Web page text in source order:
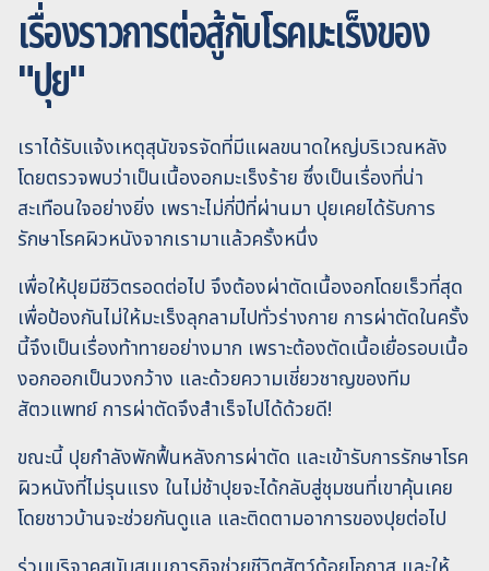
เรื่องราวการต่อสู้กับโรคมะเร็งของ
"ปุย"
เราได้รับแจ้งเหตุสุนัขจรจัดที่มีแผลขนาดใหญ่บริเวณหลัง
โดยตรวจพบว่าเป็นเนื้องอกมะเร็งร้าย ซึ่งเป็นเรื่องที่น่า
สะเทือนใจอย่างยิ่ง เพราะไม่กี่ปีที่ผ่านมา ปุยเคยได้รับการ
รักษาโรคผิวหนังจากเรามาแล้วครั้งหนึ่ง
เพื่อให้ปุยมีชีวิตรอดต่อไป จึงต้องผ่าตัดเนื้องอกโดยเร็วที่สุด
เพื่อป้องกันไม่ให้มะเร็งลุกลามไปทั่วร่างกาย การผ่าตัดในครั้ง
นี้จึงเป็นเรื่องท้าทายอย่างมาก เพราะต้องตัดเนื้อเยื่อรอบเนื้อ
งอกออกเป็นวงกว้าง และด้วยความเชี่ยวชาญของทีม
สัตวแพทย์ การผ่าตัดจึงสำเร็จไปได้ด้วยดี!
ขณะนี้ ปุยกำลังพักฟื้นหลังการผ่าตัด และเข้ารับการรักษาโรค
ผิวหนังที่ไม่รุนแรง ในไม่ช้าปุยจะได้กลับสู่ชุมชนที่เขาคุ้นเคย
โดยชาวบ้านจะช่วยกันดูแล และติดตามอาการของปุยต่อไป